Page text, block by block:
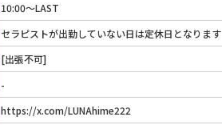
10:00～LAST
セラピストが出勤していない日は定休日となります
[出張不可]
-
https://x.com/LUNAhime222